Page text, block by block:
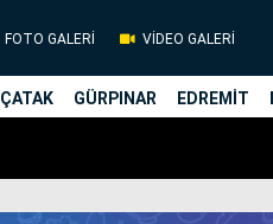
FOTO GALERİ VİDEO GALERİ
ÇATAK GÜRPINAR EDREMİT